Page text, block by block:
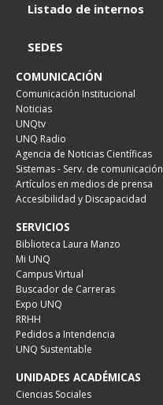
Listado de internos
SEDES
COMUNICACIÓN
Comunicación Institucional
Noticias
UNQtv
UNQ Radio
Agencia de Noticias Científicas
Sistemas - Serv. de comunicación
Artículos en medios de prensa
Accesibilidad y Discapacidad
SERVICIOS
Biblioteca Laura Manzo
Mi UNQ
Campus Virtual
Buscador de Carreras
Expo UNQ
RRHH
Pedidos a Intendencia
UNQ Sustentable
UNIDADES ACADÉMICAS
Ciencias Sociales